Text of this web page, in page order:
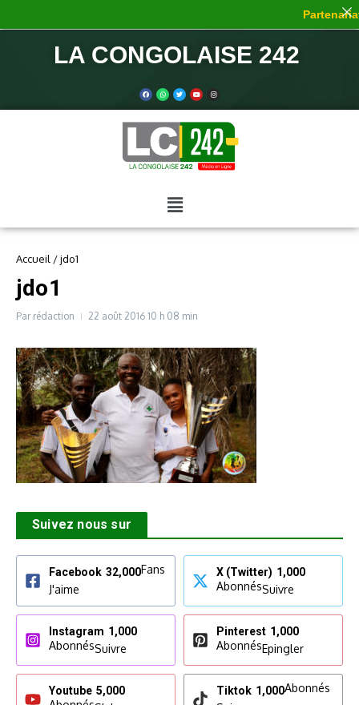
LA CONGOLAISE 242
Accueil /jdo1
jdo1
Par rédaction 22 août 2016 10 h 08 min
Suivez nous sur
Facebook 32,000Fans
J'aime
X (Twitter) 1,000
AbonnésSuivre
Instagram 1,000
AbonnésSuivre
Pinterest 1,000
AbonnésEpingler
Youtube 5,000 Tiktok 1,000Abonnés